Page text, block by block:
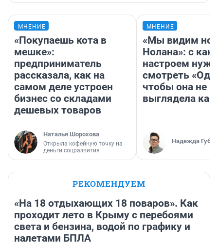
МНЕНИЕ
«Покупаешь кота в
мешке»:
предприниматель
рассказала, как на
самом деле устроен
бизнес со складами
дешевых товаров
Наталья Шорохова
Открыла кофейную точку на
деньги соцразвития
МНЕНИЕ
«Мы видим
Нолана»: с
настроем
смотреть
чтобы она не
выглядела как
Надежда
РЕКОМЕНДУЕМ
«На 18 отдыхающих 18 поваров». Как
проходит лето в Крыму с перебоями
света и бензина, водой по графику и
налетами БПЛА